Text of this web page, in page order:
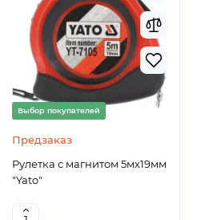
Выбор покупателей
Предзаказ
Рулетка с магнитом 5мх19мм
"Yato"